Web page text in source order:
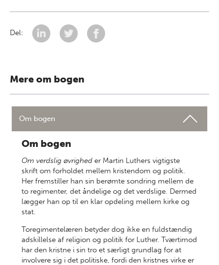
Del:
Mere om bogen
Om bogen
Om bogen
Om verdslig øvrighed er Martin Luthers vigtigste
skrift om forholdet mellem kristendom og politik.
Her fremstiller han sin berømte sondring mellem de
to regimenter, det åndelige og det verdslige. Dermed
lægger han op til en klar opdeling mellem kirke og
stat.
Toregimentelæren betyder dog ikke en fuldstændig
adskillelse af religion og politik for Luther. Tværtimod
har den kristne i sin tro et særligt grundlag for at
involvere sig i det politiske, fordi den kristnes virke er